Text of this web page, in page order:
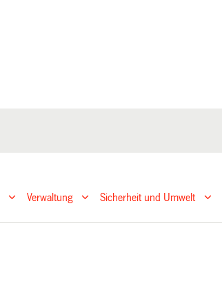
Verwaltung Sicherheit und Umwelt